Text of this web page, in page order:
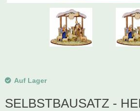
Auf Lager
SELBSTBAUSATZ -